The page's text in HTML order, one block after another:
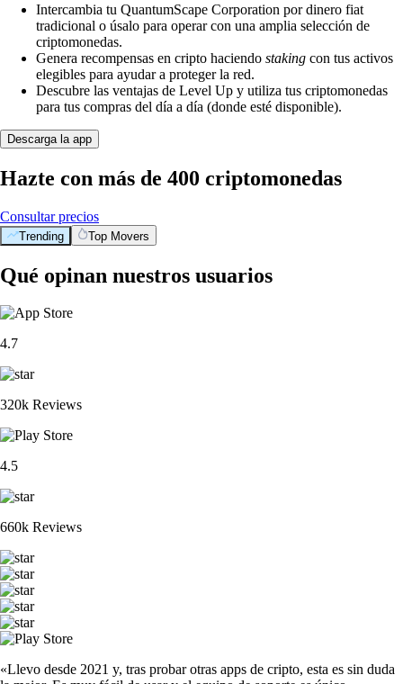
Intercambia tu QuantumScape Corporation por dinero fiat
tradicional o úsalo para operar con una amplia selección de
criptomonedas.
Genera recompensas en cripto haciendo staking con tus activos
elegibles para ayudar a proteger la red.
Descubre las ventajas de Level Up y utiliza tus criptomonedas
para tus compras del día a día (donde esté disponible).
Descarga la app
Hazte con más de 400 criptomonedas
Consultar precios
Trending Top Movers
Qué opinan nuestros usuarios
4.7
320k Reviews
4.5
660k Reviews
«Llevo desde 2021 y, tras probar otras apps de cripto, esta es sin duda